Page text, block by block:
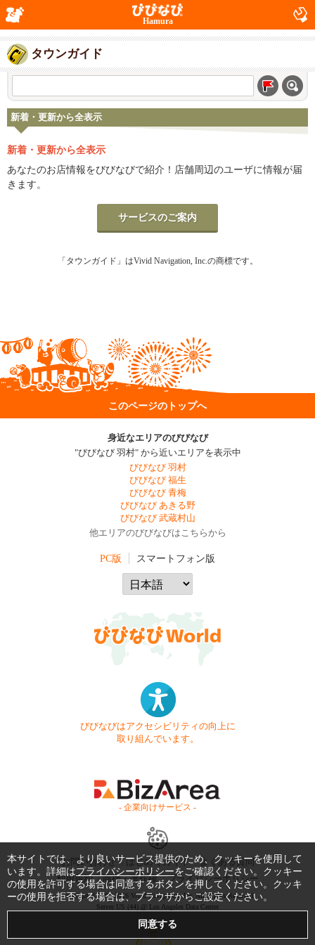
Hamura
タウンガイド
新着・更新から全表示
新着・更新から全表示
あなたのお店情報をびびなびで紹介！店舗周辺のユーザに情報が届
きます。
サービスのご案内
「タウンガイド」はVivid Navigation, Inc.の商標です。
このページのトップへ
身近なエリアのびびなび
"びびなび 羽村" から近いエリアを表示中
びびなび 羽村
びびなび 福生
びびなび 青梅
びびなび あきる野
びびなび 武蔵村山
他エリアのびびなびはこちらから
PC版 スマートフォン版
びびなびはアクセシビリティの向上に
取り組んでいます。
- 企業向けサービス -
お問い合わせ はじめてガイド
よくある質問
利用規約
商標・著作権 プライバシーポリシー
Copyright © 1999-2026 Vivid Navigation, Inc. All Rights Reserved.
Server US (44) @ Los Angeles Data Center
本サイトでは、より良いサービス提供のため、クッキーを使用して
います。詳細はプライバシーポリシーをご確認ください。クッキー
の使用を許可する場合は同意するボタンを押してください。クッキ
ーの使用を拒否する場合は、ブラウザからご設定ください。